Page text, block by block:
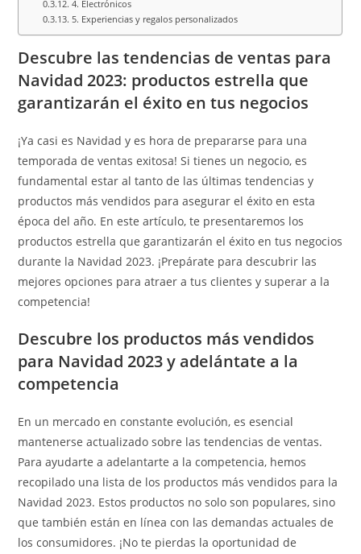
4. Electrónicos
5. Experiencias y regalos personalizados
Descubre las tendencias de ventas para
Navidad 2023: productos estrella que
garantizarán el éxito en tus negocios
¡Ya casi es Navidad y es hora de prepararse para una
temporada de ventas exitosa! Si tienes un negocio, es
fundamental estar al tanto de las últimas tendencias y
productos más vendidos para asegurar el éxito en esta
época del año. En este artículo, te presentaremos los
productos estrella que garantizarán el éxito en tus negocios
durante la Navidad 2023. ¡Prepárate para descubrir las
mejores opciones para atraer a tus clientes y superar a la
competencia!
Descubre los productos más vendidos
para Navidad 2023 y adelántate a la
competencia
En un mercado en constante evolución, es esencial
mantenerse actualizado sobre las tendencias de ventas.
Para ayudarte a adelantarte a la competencia, hemos
recopilado una lista de los productos más vendidos para la
Navidad 2023. Estos productos no solo son populares, sino
que también están en línea con las demandas actuales de
los consumidores. ¡No te pierdas la oportunidad de